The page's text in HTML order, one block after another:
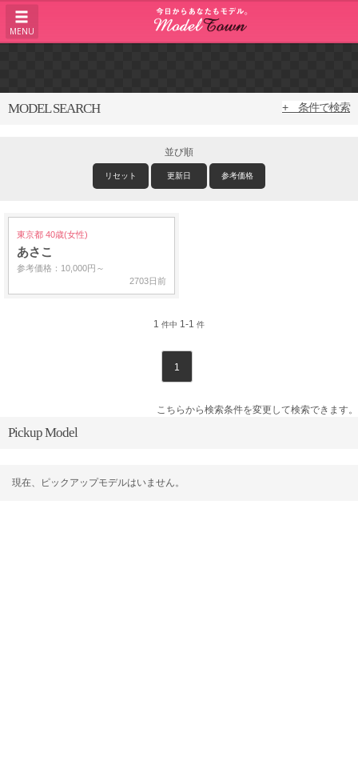
MENU
MODEL SEARCH + 条件で検索
並び順
リセット 更新日 参考価格
東京都 40歳(女性)
あさこ
参考価格：10,000円～
2703日前
1 件中 1-1 件
1
こちらから検索条件を変更して検索できます。
Pickup Model
現在、ピックアップモデルはいません。